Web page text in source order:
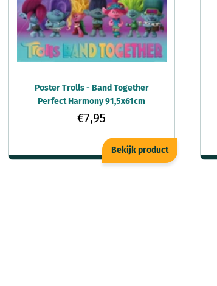
Poster Trolls - Band Together
Perfect Harmony 91,5x61cm
€7,95
Bekijk product